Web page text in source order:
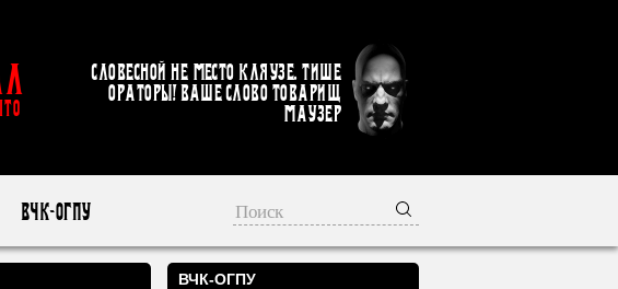
Словесной не место кляузе. Тише
ораторы! Ваше слово товарищ
Маузер
ВЧК-ОГПУ
ВЧК-ОГПУ